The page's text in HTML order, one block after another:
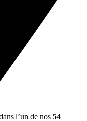
dans l’un de nos 54